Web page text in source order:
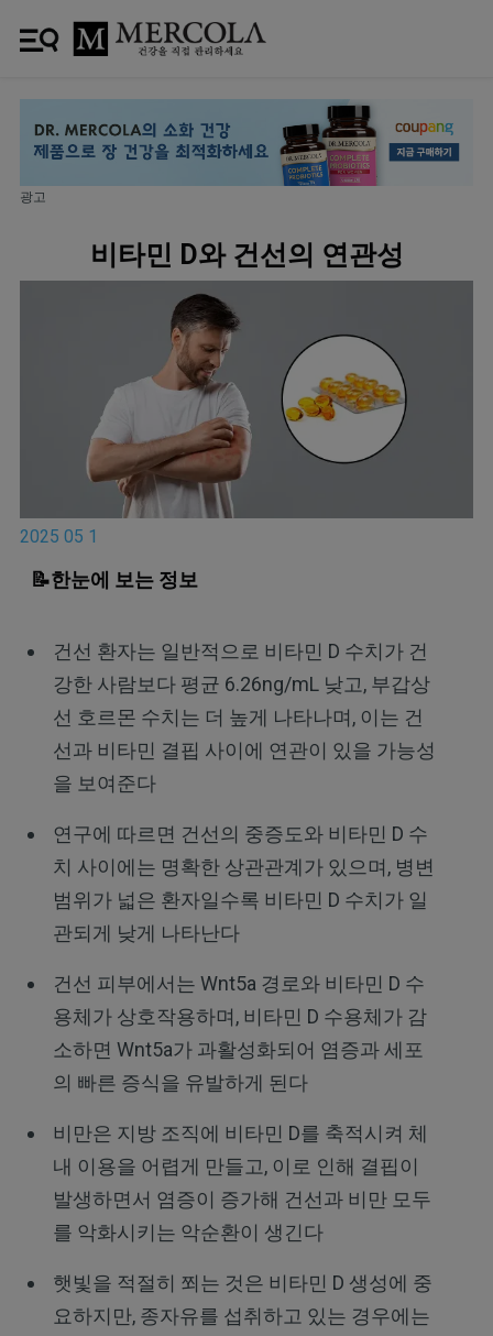
광고
비타민 D와 건선의 연관성
2025 05 1
📝한눈에 보는 정보
건선 환자는 일반적으로 비타민 D 수치가 건
강한 사람보다 평균 6.26ng/mL 낮고, 부갑상
선 호르몬 수치는 더 높게 나타나며, 이는 건
선과 비타민 결핍 사이에 연관이 있을 가능성
을 보여준다
연구에 따르면 건선의 중증도와 비타민 D 수
치 사이에는 명확한 상관관계가 있으며, 병변
범위가 넓은 환자일수록 비타민 D 수치가 일
관되게 낮게 나타난다
건선 피부에서는 Wnt5a 경로와 비타민 D 수
용체가 상호작용하며, 비타민 D 수용체가 감
소하면 Wnt5a가 과활성화되어 염증과 세포
의 빠른 증식을 유발하게 된다
비만은 지방 조직에 비타민 D를 축적시켜 체
내 이용을 어렵게 만들고, 이로 인해 결핍이
발생하면서 염증이 증가해 건선과 비만 모두
를 악화시키는 악순환이 생긴다
햇빛을 적절히 쬐는 것은 비타민 D 생성에 중
요하지만, 종자유를 섭취하고 있는 경우에는